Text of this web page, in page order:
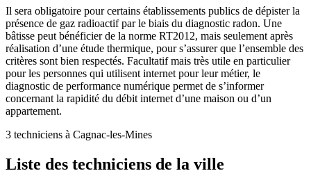
Il sera obligatoire pour certains établissements publics de dépister la
présence de gaz radioactif par le biais du diagnostic radon. Une
bâtisse peut bénéficier de la norme RT2012, mais seulement après
réalisation d’une étude thermique, pour s’assurer que l’ensemble des
critères sont bien respectés. Facultatif mais très utile en particulier
pour les personnes qui utilisent internet pour leur métier, le
diagnostic de performance numérique permet de s’informer
concernant la rapidité du débit internet d’une maison ou d’un
appartement.
3 techniciens à Cagnac-les-Mines
Liste des techniciens de la ville